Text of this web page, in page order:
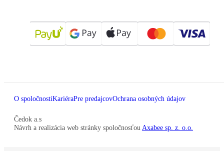
O spoločnostiKariéraPre predajcovOchrana osobných údajov
Čedok a.s
Návrh a realizácia web stránky spoločnosťou Axabee sp. z. o.o.